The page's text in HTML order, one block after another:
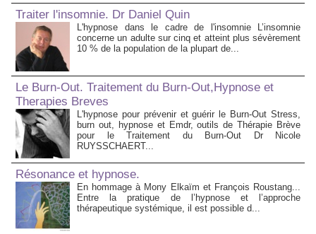
Traiter l'insomnie. Dr Daniel Quin
L'hypnose dans le cadre de l'insomnie L’insomnie
concerne un adulte sur cinq et atteint plus sévèrement
10 % de la population de la plupart de...
Le Burn-Out. Traitement du Burn-Out,Hypnose et
Therapies Breves
L'hypnose pour prévenir et guérir le Burn-Out Stress,
burn out, hypnose et Emdr, outils de Thérapie Brève
pour le Traitement du Burn-Out Dr Nicole
RUYSSCHAERT...
Résonance et hypnose.
En hommage à Mony Elkaïm et François Roustang...
Entre la pratique de l’hypnose et l’approche
thérapeutique systémique, il est possible d...